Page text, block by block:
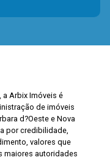
Arbix Imóveis é
de imóveis
d?Oeste e Nova
por credibilidade,
valores que
maiores autoridades